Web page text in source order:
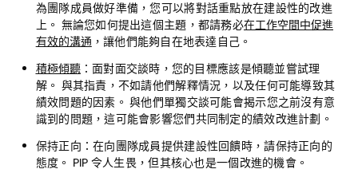
為團隊成員做好準備，您可以將對話重點放在建設性的改進
上。 無論您如何提出這個主題，都請務必在工作空間中促進
有效的溝通 ，讓他們能夠自在地表達自己。
積極傾聽： 面對面交談時，您的目標應該是傾聽並嘗試理
解。 與其指責，不如請他們解釋情況，以及任何可能導致其
績效問題的因素。 與他們單獨交談可能會揭示您之前沒有意
識到的問題，這可能會影響您們共同制定的績效改進計劃。
保持正向：在向團隊成員提供建設性回饋時，請保持正向的
態度。 PIP 令人生畏，但其核心也是一個改進的機會。